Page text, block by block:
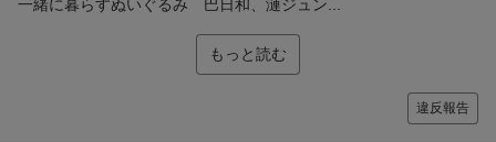
一緒に暮らすぬいぐるみ 巴日和、漣ジュン...
もっと読む
違反報告